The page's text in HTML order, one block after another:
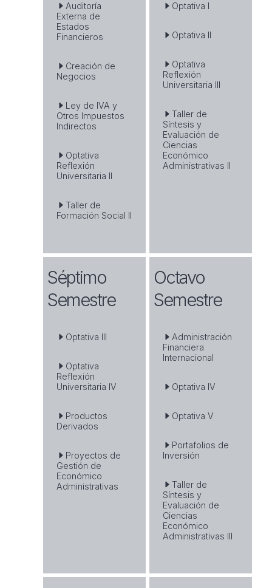
Auditoría
Externa de
Estados
Financieros
Creación de
Negocios
Ley de IVA y
Otros Impuestos
Indirectos
Optativa
Reflexión
Universitaria II
Taller de
Formación Social II
Optativa I
Optativa II
Optativa
Reflexión
Universitaria III
Taller de
Síntesis y
Evaluación de
Ciencias
Económico
Administrativas II
Séptimo
Semestre
Optativa III
Optativa
Reflexión
Universitaria IV
Productos
Derivados
Proyectos de
Gestión de
Económico
Administrativas
Octavo
Semestre
Administración
Financiera
Internacional
Optativa IV
Optativa V
Portafolios de
Inversión
Taller de
Síntesis y
Evaluación de
Ciencias
Económico
Administrativas III